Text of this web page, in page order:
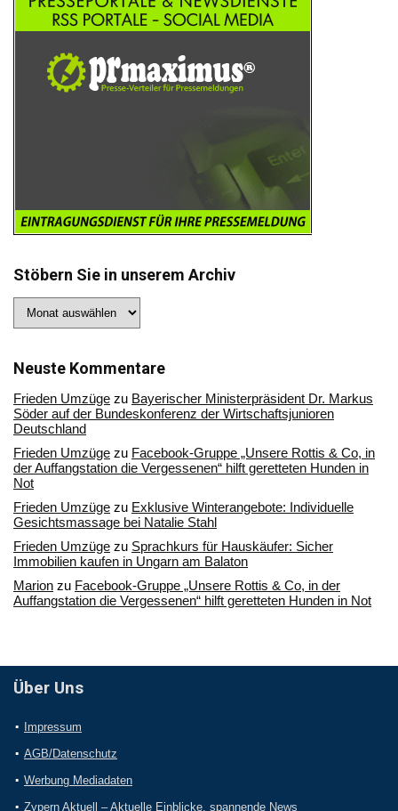
Stöbern Sie in unserem Archiv
Sie
Archiv
Neuste Kommentare
Frieden Umzüge zu Bayerischer Ministerpräsident Dr. Markus
Söder auf der Bundeskonferenz der Wirtschaftsjunioren
Deutschland
Frieden Umzüge zu Facebook-Gruppe „Unsere Rottis & Co, in
der Auffangstation die Vergessenen“ hilft geretteten Hunden in
Not
Frieden Umzüge zu Exklusive Winterangebote: Individuelle
Gesichtsmassage bei Natalie Stahl
Frieden Umzüge zu Sprachkurs für Hauskäufer: Sicher
Immobilien kaufen in Ungarn am Balaton
Marion zu Facebook-Gruppe „Unsere Rottis & Co, in der
Auffangstation die Vergessenen“ hilft geretteten Hunden in Not
Über Uns
Impressum
AGB/Datenschutz
Werbung Mediadaten
Zypern Aktuell – Aktuelle Einblicke, spannende News